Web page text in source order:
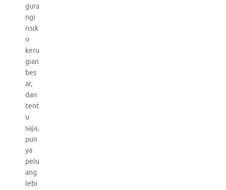
gura
ngi
risik
o
keru
gian
bes
ar,
dan
tent
u
saja,
pun
ya
pelu
ang
lebi